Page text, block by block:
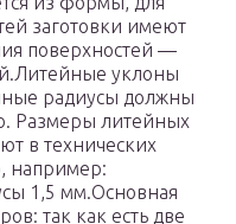
заготовки имеют
поверхностей —
уклоны
радиусы должны
Размеры литейных
в технических
например:
1,5 мм.Основная
так как есть две